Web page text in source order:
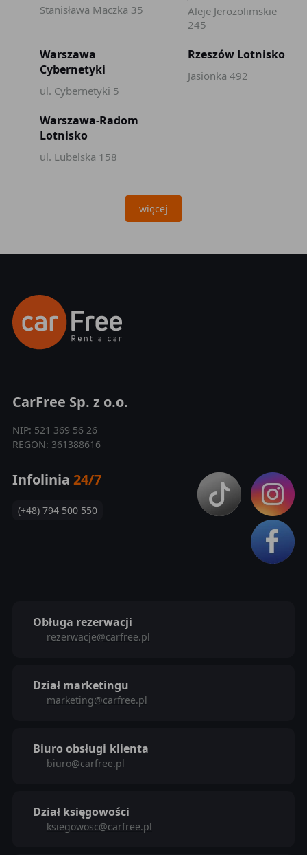
Stanisława Maczka 35
Aleje Jerozolimskie
245
Warszawa
Cybernetyki
ul. Cybernetyki 5
Rzeszów Lotnisko
Jasionka 492
Warszawa-Radom
Lotnisko
ul. Lubelska 158
więcej
CarFree Sp. z o.o.
NIP: 521 369 56 26
REGON: 361388616
Infolinia 24/7
(+48) 794 500 550
Obługa rezerwacji
rezerwacje@carfree.pl
Dział marketingu
marketing@carfree.pl
Biuro obsługi klienta
biuro@carfree.pl
Dział księgowości
ksiegowosc@carfree.pl